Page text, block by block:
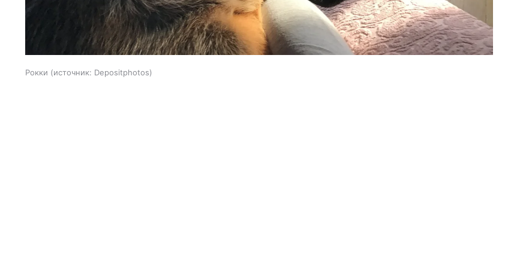
Рокки источник: Depositphotos